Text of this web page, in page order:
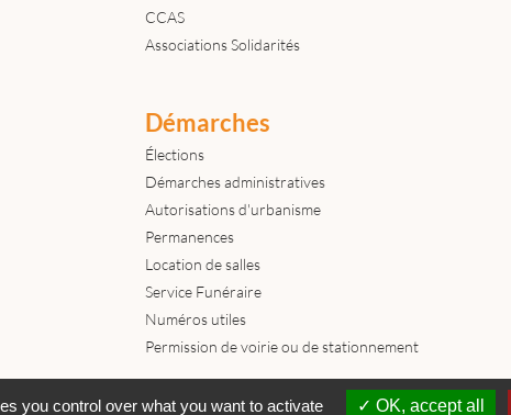
CCAS
Associations Solidarités
Démarches
Élections
Démarches administratives
Autorisations d'urbanisme
Permanences
Location de salles
Service Funéraire
Numéros utiles
Permission de voirie ou de stationnement
Agenda Contactez-nous Mentions légales © tous droits
you control over what you want to activate OK, accept all